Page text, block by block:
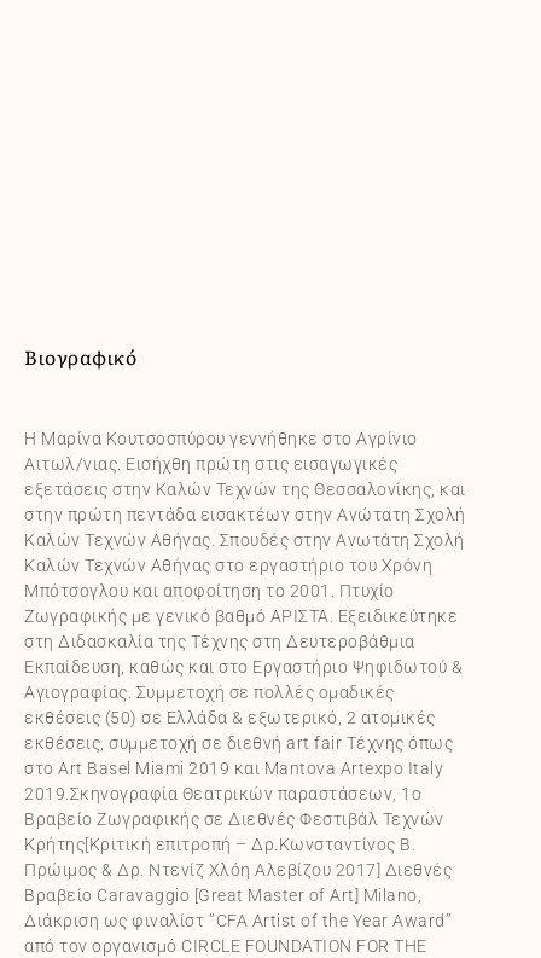
Βιογραφικό
Η Μαρίνα Κουτσοσπύρου γεννήθηκε στο Αγρίνιο
Αιτωλ/νιας. Εισήχθη πρώτη στις εισαγωγικές
εξετάσεις στην Καλών Τεχνών της Θεσσαλονίκης, και
στην πρώτη πεντάδα εισακτέων στην Ανώτατη Σχολή
Καλών Τεχνών Αθήνας. Σπουδές στην Ανωτάτη Σχολή
Καλών Τεχνών Αθήνας στο εργαστήριο του Χρόνη
Μπότσογλου και αποφοίτηση το 2001. Πτυχίο
Ζωγραφικής με γενικό βαθμό ΑΡΙΣΤΑ. Εξειδικεύτηκε
στη Διδασκαλία της Τέχνης στη Δευτεροβάθμια
Εκπαίδευση, καθώς και στο Εργαστήριο Ψηφιδωτού &
Αγιογραφίας. Συμμετοχή σε πολλές ομαδικές
εκθέσεις (50) σε Ελλάδα & εξωτερικό, 2 ατομικές
εκθέσεις, συμμετοχή σε διεθνή art fair Τέχνης όπως
στο Art Basel Miami 2019 και Mantova Artexpo Italy
2019.Σκηνογραφία Θεατρικών παραστάσεων, 1ο
Βραβείο Ζωγραφικής σε Διεθνές Φεστιβάλ Τεχνών
Κρήτης[Κριτική επιτροπή – Δρ.Κωνσταντίνος Β.
Πρώιμος & Δρ. Ντενίζ Χλόη Αλεβίζου 2017] Διεθνές
Βραβείο Caravaggio [Great Master of Art] Milano,
Διάκριση ως φιναλίστ ‘’CFA Artist of the Year Award’’
από τον οργανισμό CIRCLE FOUNDATION FOR THE